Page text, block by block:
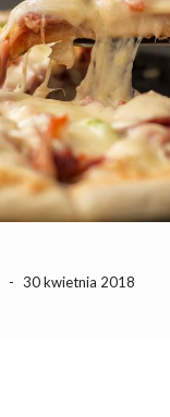
- 30 kwietnia 2018